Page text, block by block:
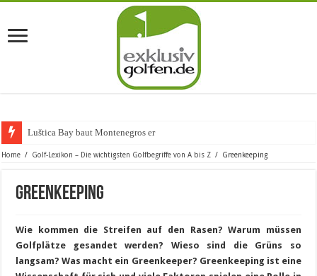
Luštica Bay baut Montenegros erste Golf-
Home / Golf-Lexikon – Die wichtigsten Golfbegriffe von A bis Z / Greenkeeping
Greenkeeping
Wie kommen die Streifen auf den Rasen? Warum müssen
Golfplätze gesandet werden? Wieso sind die Grüns so
langsam? Was macht ein Greenkeeper? Greenkeeping ist eine